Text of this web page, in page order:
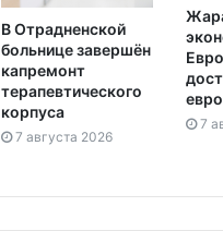
В Отрадненской
больнице завершён
капремонт
терапевтического
корпуса
7 августа 2026
7